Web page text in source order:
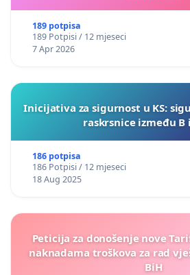
189 potpisa
189 Potpisi / 12 mjeseci
7 Apr 2026
Inicijativa za sigurnost u KS:
raskrsnice između B
186 potpisa
186 Potpisi / 12 mjeseci
18 Aug 2025
Peticija za donošenje nove
naknadama troškova za rad
BiH